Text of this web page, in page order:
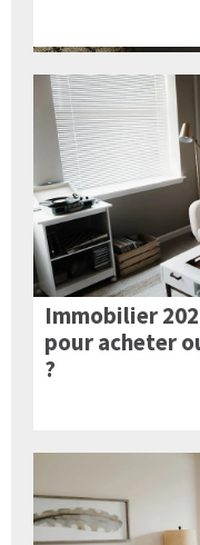
Immobilier
pour acheter
?